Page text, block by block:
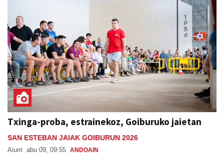
Txinga-proba, estrainekoz, Goiburuko jaietan
SAN ESTEBAN JAIAK GOIBURUN 2026
Aiurri abu 09, 09:55 ANDOAIN